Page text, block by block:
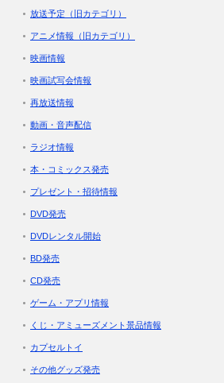
放送予定（旧カテゴリ）
アニメ情報（旧カテゴリ）
映画情報
映画試写会情報
再放送情報
動画・音声配信
ラジオ情報
本・コミックス発売
プレゼント・招待情報
DVD発売
DVDレンタル開始
BD発売
CD発売
ゲーム・アプリ情報
くじ・アミューズメント景品情報
カプセルトイ
その他グッズ発売